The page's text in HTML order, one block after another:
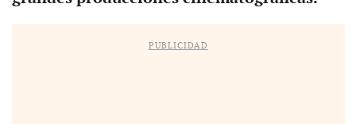
PUBLICIDAD